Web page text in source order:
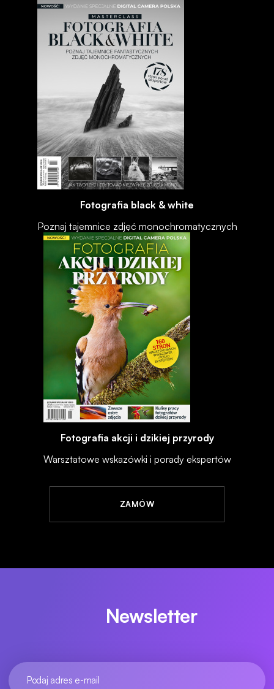
Fotografia black & white
Poznaj tajemnice zdjęć monochromatycznych
Fotografia akcji i dzikiej przyrody
Warsztatowe wskazówki i porady ekspertów
ZAMÓW
Newsletter